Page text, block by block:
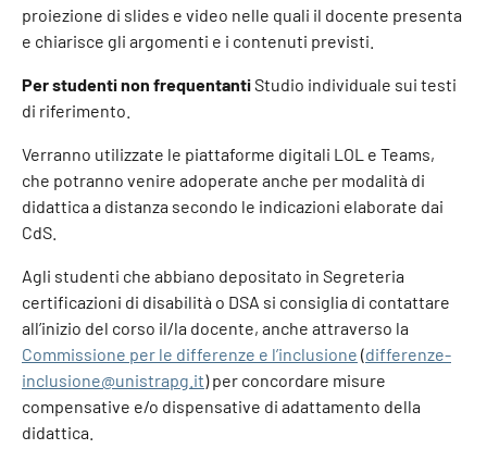
proiezione di slides e video nelle quali il docente presenta
e chiarisce gli argomenti e i contenuti previsti.
Per studenti non frequentantiStudio individuale sui testi
di riferimento.
Verranno utilizzate le piattaforme digitali LOL e Teams,
che potranno venire adoperate anche per modalità di
didattica a distanza secondo le indicazioni elaborate dai
CdS.
Agli studenti che abbiano depositato in Segreteria
certificazioni di disabilità o DSA si consiglia di contattare
all’inizio del corso il/la docente, anche attraverso la
Commissione per le differenze e l’inclusione (differenze-
inclusione@unistrapg.it) per concordare misure
compensative e/o dispensative di adattamento della
didattica.